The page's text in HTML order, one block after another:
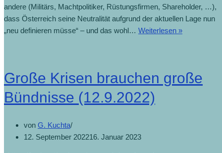
andere (Militärs, Machtpolitiker, Rüstungsfirmen, Shareholder, …),
dass Österreich seine Neutralität aufgrund der aktuellen Lage nun
„neu definieren müsse“ – und das wohl… Weiterlesen »
Große Krisen brauchen große
Bündnisse (12.9.2022)
von G. Kuchta
12. September 202216. Januar 2023